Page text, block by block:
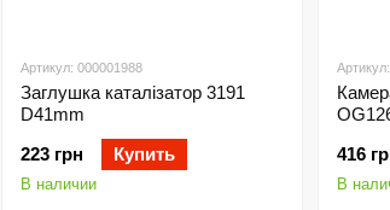
Артикул: 000001988
Заглушка каталізатор 3191
D41mm
223 грн
Купить
В наличии
416
В